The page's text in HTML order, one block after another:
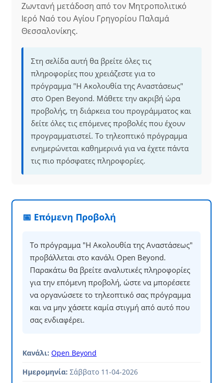
Ζωντανή μετάδοση από τον Μητροπολιτικό
Ιερό Ναό του Αγίου Γρηγορίου Παλαμά
Θεσσαλονίκης.
Στη σελίδα αυτή θα βρείτε όλες τις
πληροφορίες που χρειάζεστε για το
πρόγραμμα "Η Ακολουθία της Αναστάσεως"
στο Open Beyond. Μάθετε την ακριβή ώρα
προβολής, τη διάρκεια του προγράμματος και
δείτε όλες τις επόμενες προβολές που έχουν
προγραμματιστεί. Το τηλεοπτικό πρόγραμμα
ενημερώνεται καθημερινά για να έχετε πάντα
τις πιο πρόσφατες πληροφορίες.
📅 Επόμενη Προβολή
Το πρόγραμμα "Η Ακολουθία της Αναστάσεως"
προβάλλεται στο κανάλι Open Beyond.
Παρακάτω θα βρείτε αναλυτικές πληροφορίες
για την επόμενη προβολή, ώστε να μπορέσετε
να οργανώσετε το τηλεοπτικό σας πρόγραμμα
και να μην χάσετε καμία στιγμή από αυτό που
σας ενδιαφέρει.
Κανάλι: Open Beyond
Ημερομηνία: Σάββατο 11-04-2026